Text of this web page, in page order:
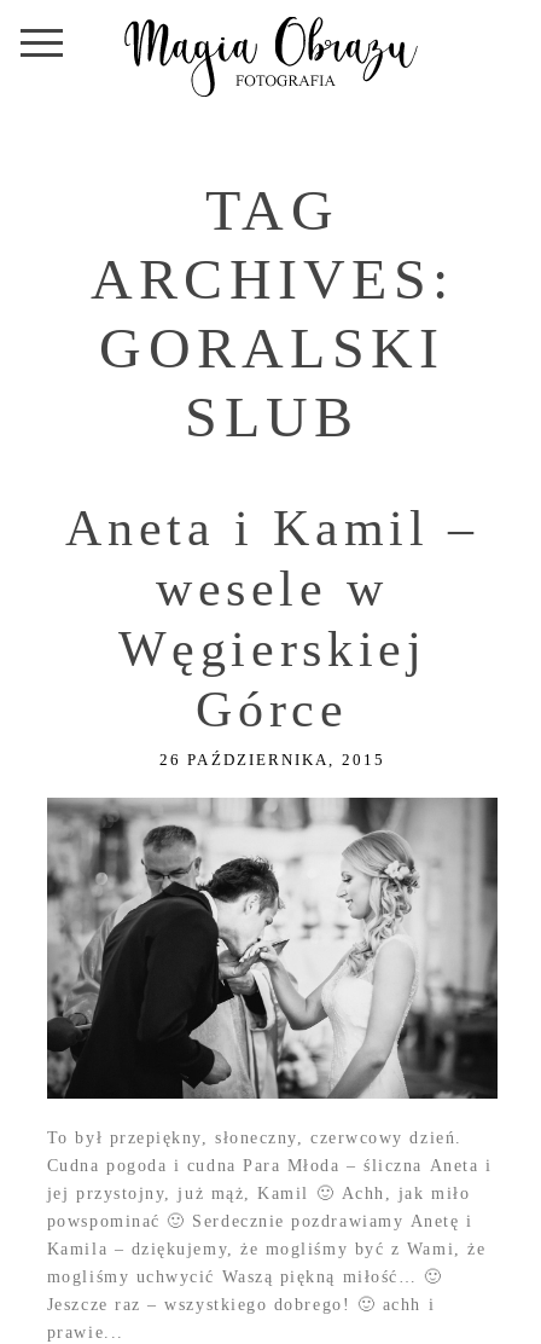
TAG
ARCHIVES:
GORALSKI
SLUB
Aneta i Kamil –
wesele w
Węgierskiej
Górce
26 PAŹDZIERNIKA, 2015
To był przepiękny, słoneczny, czerwcowy dzień.
Cudna pogoda i cudna Para Młoda – śliczna Aneta i
jej przystojny, już mąż, Kamil 🙂 Achh, jak miło
powspominać 🙂 Serdecznie pozdrawiamy Anetę i
Kamila – dziękujemy, że mogliśmy być z Wami, że
mogliśmy uchwycić Waszą piękną miłość… 🙂
Jeszcze raz – wszystkiego dobrego! 🙂 achh i
prawie...